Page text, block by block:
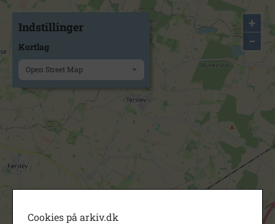
+
−
Indstillinger
Kortlag
Open Street Map
Cookies på arkiv.dk